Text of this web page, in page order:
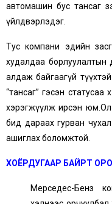
автомашин бус тансаг
үйлдвэрлэдэг.
Тус компани эдийн
худалдаа
алдаж байгаагүй
“тансаг” гэсэн
хэрэгжүүлж ирсэн
бид дараах гурван
ашиглах боломжтой.
ХОЁРДУГААР БАЙРТ
Мерседес-Бенз